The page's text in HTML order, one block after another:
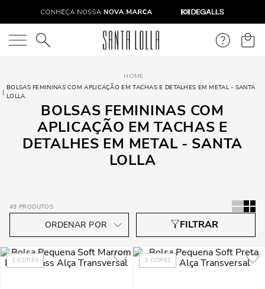
O que você está procurando?
BOLSAS FEMININAS COM APLICAÇÃO EM TACHAS E DETALHES EM METAL - SANTA
LOLLA
BOLSAS FEMININAS COM
APLICAÇÃO EM TACHAS E
DETALHES EM METAL - SANTA
LOLLA
49 PRODUTOS
2 CORES 3 CORES